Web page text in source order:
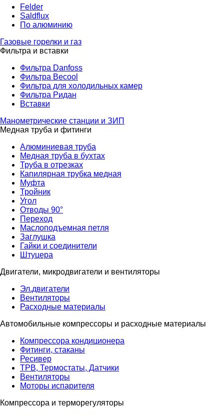
Felder
Saldflux
По алюминию
Газовые горелки и газ
Фильтра и вставки
Фильтра Danfoss
Фильтра Becool
Фильтра для холодильных камер
Фильтра Ридан
Вставки
Манометрические станции и ЗИП
Медная труба и фитинги
Алюминиевая труба
Медная труба в бухтах
Труба в отрезках
Капилярная трубка медная
Муфта
Тройник
Угол
Отводы 90°
Переход
Маслоподъемная петля
Заглушка
Гайки и соединители
Штуцера
Двигатели, микродвигатели и вентиляторы
Эл.двигатели
Вентиляторы
Расходные материалы
Автомобильные компрессоры и расходные материалы
Компрессора кондиционера
Фитинги, стаканы
Ресивер
ТРВ, Термостаты, Датчики
Вентиляторы
Моторы испарителя
Компрессора и терморегуляторы